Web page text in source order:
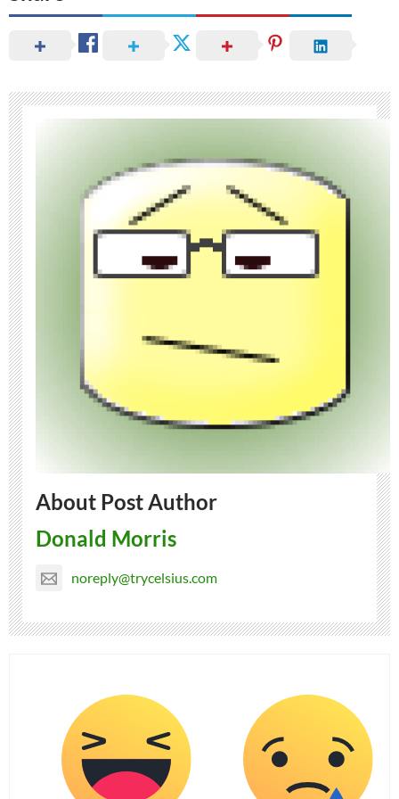
About Post Author
Donald Morris
noreply@trycelsius.com